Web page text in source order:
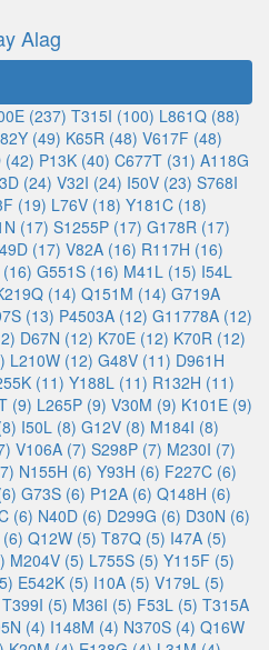
Alag
(237) T315I (100) L861Q (88)
(49) K65R (48) V617F (48)
(42) P13K (40) C677T (31) A118G
(24) V32I (24) I50V (23) S768I
(19) L76V (18) Y181C (18)
(17) S1255P (17) G178R (17)
(17) V82A (16) R117H (16)
G551S (16) M41L (15) I54L
(14) Q151M (14) G719A
(13) P4503A (12) G11778A (12)
D67N (12) K70E (12) K70R (12)
L210W (12) G48V (11) D961H
(11) Y188L (11) R132H (11)
(9) L265P (9) V30M (9) K101E (9)
I50L (8) G12V (8) M184I (8)
V106A (7) S298P (7) M230I (7)
N155H (6) Y93H (6) F227C (6)
G73S (6) P12A (6) Q148H (6)
(6) N40D (6) D299G (6) D30N (6)
Q12W (5) T87Q (5) I47A (5)
M204V (5) L755S (5) Y115F (5)
E542K (5) I10A (5) V179L (5)
T399I (5) M36I (5) F53L (5) T315A
(4) I148M (4) N370S (4) Q16W